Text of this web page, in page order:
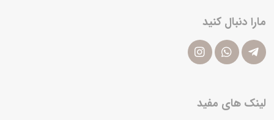
مارا دنبال کنید
لینک های مفید